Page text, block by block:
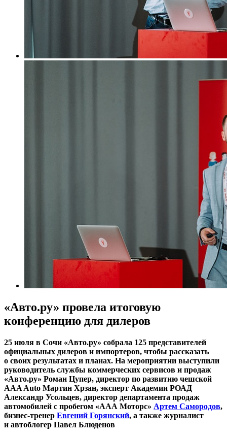
«Авто.ру» провела итоговую
конференцию для дилеров
25 июля в Сочи «Авто.ру» собрала 125 представителей
официальных дилеров и импортеров, чтобы рассказать
о своих результатах и планах. На мероприятии выступили
руководитель службы коммерческих сервисов и продаж
«Авто.ру» Роман Цупер, директор по развитию чешской
AAA Auto Мартин Хрзан, эксперт Академии РОАД
Александр Усольцев, директор департамента продаж
автомобилей с пробегом «ААА Моторс» Артем Самородов,
бизнес-тренер Евгений Горянский, а также журналист
и автоблогер Павел Блюденов